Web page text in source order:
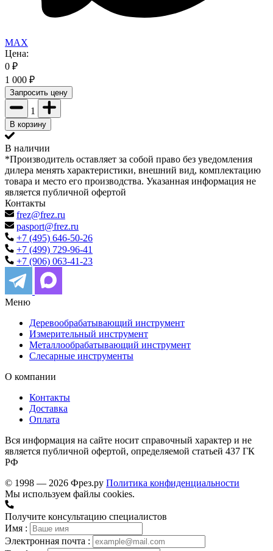
MAX
Цена:
0 ₽
1 000 ₽
Запросить цену
1
В корзину
В наличии
*Производитель оставляет за собой право без уведомления
дилера менять характеристики, внешний вид, комплектацию
товара и место его производства. Указанная информация не
является публичной офертой
Контакты
frez@frez.ru
pasport@frez.ru
+7 (495) 646-50-26
+7 (499) 729-96-41
+7 (906) 063-41-23
Меню
Деревообрабатывающий инструмент
Измерительный инструмент
Металлообрабатывающий инструмент
Слесарные инструменты
О компании
Контакты
Доставка
Оплата
Вся информация на сайте носит справочный характер и не
является публичной офертой, определяемой статьей 437 ГК
РФ
© 1998 — 2026 Фрез.ру Политика конфиденциальности
Мы используем файлы cookies.
Получите консультацию специалистов
Имя :
Электронная почта :